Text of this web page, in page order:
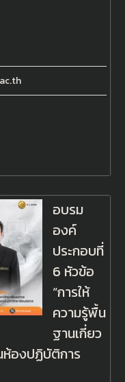
อบรม
องค์
ประกอบที่
6 หัวข้อ
“การให้
ความรู้พื้น
ฐานเกี่ยว
องปฏิบัติการ